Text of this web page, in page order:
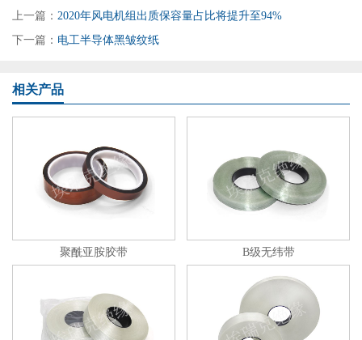
上一篇： 2020年风电机组出质保容量占比将提升至94%
下一篇： 电工半导体黑皱纹纸
相关产品
聚酰亚胺胶带 B级无纬带